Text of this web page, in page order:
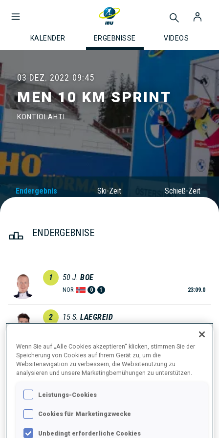
KALENDER ERGEBNISSE VIDEOS
03 DEZ. 2022 09:45
MEN 10 KM SPRINT
KONTIOLAHTI
Endergebnis Ski-Zeit Schieß-Zeit
ENDERGEBNISE
1 50 J. BOE
NOR 0 1 23:09.0
2 15 S. LAEGREID
+10.5
3 48 R. REES
GER 0 0
4 5 S. SAMUELSSON
SWE
5 32 E. JACQUELIN
Wenn Sie auf „Alle Cookies akzeptieren“ klicken, stimmen Sie der
Speicherung von Cookies auf Ihrem Gerät zu, um die
Websitenavigation zu verbessern, die Websitenutzung zu
analysieren und unsere Marketingbemühungen zu unterstützen.
Leistungs-Cookies
Cookies für Marketingzwecke
Unbedingt erforderliche Cookies